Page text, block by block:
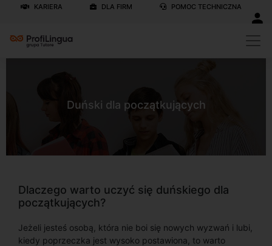
KARIERA DLA FIRM POMOC TECHNICZNA
Duński dla początkujących
Dlaczego warto uczyć się duńskiego dla
początkujących?
Jeżeli jesteś osobą, która nie boi się nowych wyzwań i lubi,
kiedy poprzeczka jest wysoko postawiona, to warto